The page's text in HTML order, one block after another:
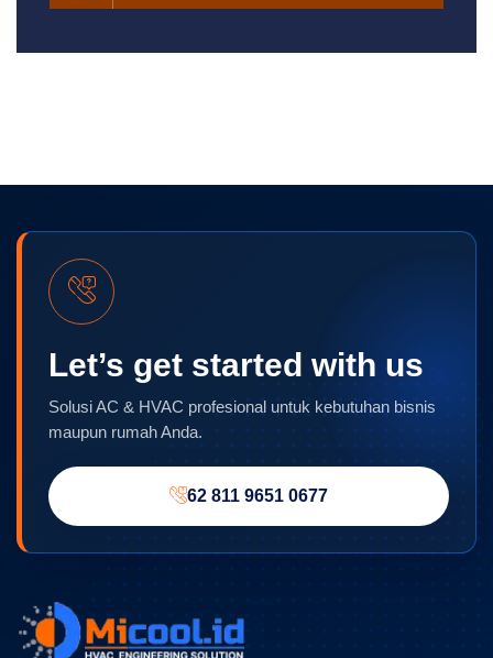
Let’s get started with us
Solusi AC & HVAC profesional untuk kebutuhan bisnis
maupun rumah Anda.
62 811 9651 0677